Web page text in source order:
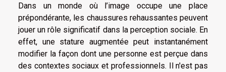
Dans un monde où l’image occupe une place
prépondérante, les chaussures rehaussantes peuvent
jouer un rôle significatif dans la perception sociale. En
effet, une stature augmentée peut instantanément
modifier la façon dont une personne est perçue dans
des contextes sociaux et professionnels. Il n'est pas